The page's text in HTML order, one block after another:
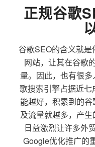
正规谷歌
谷歌SEO的含义就
网站，让其在谷歌
量。因此，也有很
歌搜索引擎占据近
能越好，积累到的
及流量就越多，产
日益激烈让许多外
Google优化推广的